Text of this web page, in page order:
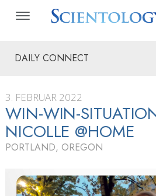
DAILY CONNECT
3. FEBRUAR 2022
WIN-WIN-
NICOLLE @HOME
PORTLAND, OREGON